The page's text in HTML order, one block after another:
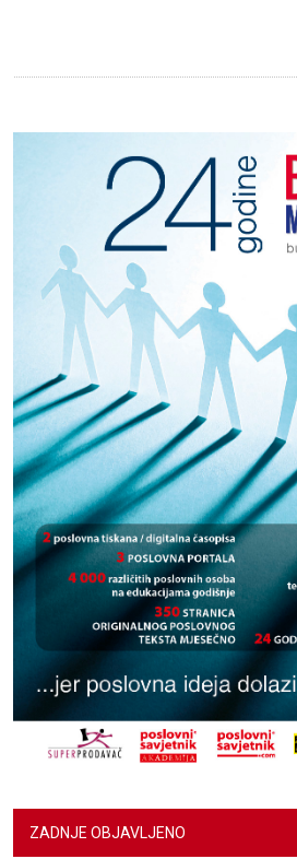
ZADNJE OBJAVLJENO